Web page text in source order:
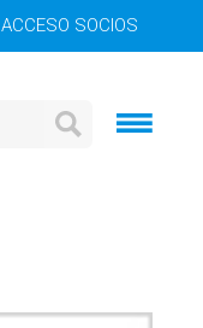
ACCESO SOCIOS